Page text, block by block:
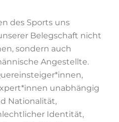
des Sports uns
Belegschaft nicht
sondern auch
Angestellte.
unabhängig
Nationalität,
Identität,